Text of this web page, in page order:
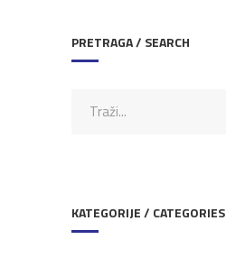
PRETRAGA / SEARCH
KATEGORIJE / CATEGORIES